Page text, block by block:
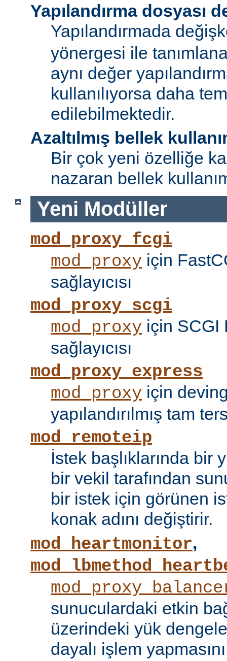
Yapılandırma dosyası
Yapılandırmada
yönergesi ile
aynı değer
kullanılıyorsa daha
edilebilmektedir.
Azaltılmış bellek
Bir çok yeni özelliğe
nazaran bellek
Yeni Modüller
mod_proxy_fcgi
mod_proxy için
sağlayıcısı
mod_proxy_scgi
mod_proxy için SCGI
sağlayıcısı
mod_proxy_express
mod_proxy için
yapılandırılmış tam
mod_remoteip
İstek başlıklarında bir
bir vekil tarafından
bir istek için görünen
konak adını değiştirir.
mod_heartmonitor,
sunuculardaki etkin
üzerindeki yük
dayalı işlem